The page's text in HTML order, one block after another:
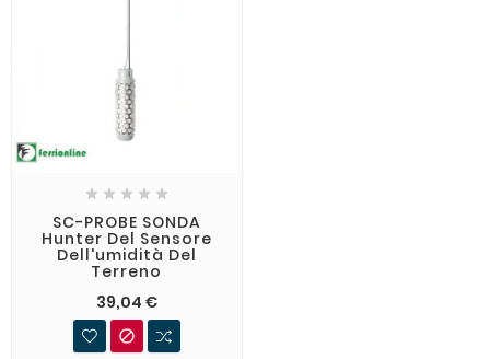
    
SC-PROBE SONDA
Hunter Del Sensore
Dell'umidità Del
Terreno
39,04 €
